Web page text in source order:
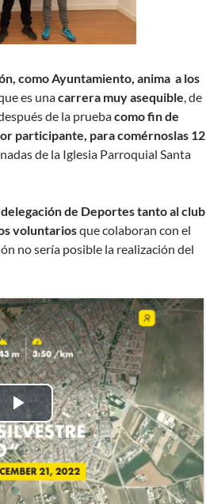
como Ayuntamiento, anima a los
es unacarrera muy asequible, de
de la pruebacomo fin de
participante, para comérnoslas 12
de la Iglesia Parroquial Santa
de Deportes tanto al club
voluntariosque colaboran con el
no sería posible la realización del